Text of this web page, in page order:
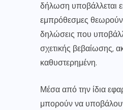
δήλωση υποβάλλεται
εμπρόθεσμες
δηλώσεις που
σχετικής βεβαίωσης,
καθυστερημένη.
Μέσα από την ίδια
μπορούν να